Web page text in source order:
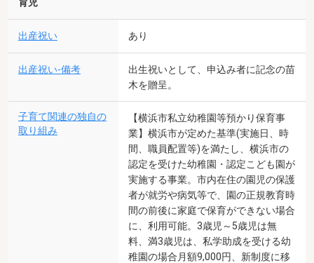
出産祝い あり
出産祝い-備考
出生祝いとして、申込み者に記念の苗
木を贈呈。
子育て関連の独自の
取り組み
【横浜市私立幼稚園等預かり保育事
業】横浜市が定めた基準(実施日、時
間、職員配置等)を満たし、横浜市の
認定を受けた幼稚園・認定こども園が
実施する事業。市内在住の園児の保護
者が就労や病気等で、園の正規教育時
間の前後に家庭で保育ができない場合
に、利用可能。3歳児～5歳児は無
料、満3歳児は、私学助成を受ける幼
稚園の場合月額9,000円、新制度に移